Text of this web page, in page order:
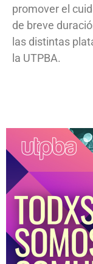
promover el
de breve
las distintas
la UTPBA.